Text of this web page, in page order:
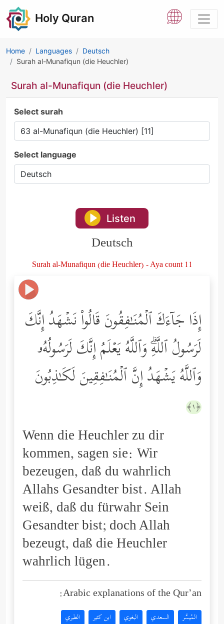
Holy Quran
Home Languages
Deutsch
Surah al-Munafiqun (die Heuchler)
Surah al-Munafiqun (die Heuchler)
Select surah
Select language
Listen
Deutsch
Surah al-Munafiqun (die Heuchler) - Aya count 11
إِذَا جَاۤءَكَ ٱلۡمُنَـٰفِقُونَ قَالُواْ نَشۡهَدُ إِنَّكَ
لَرَسُولُ ٱللَّهِۗ وَٱللَّهُ یَعۡلَمُ إِنَّكَ لَرَسُولُهُۥ
وَٱللَّهُ یَشۡهَدُ إِنَّ ٱلۡمُنَـٰفِقِینَ لَكَـٰذِبُونَ
﴿١﴾
Wenn die Heuchler zu dir
kommen, sagen sie: Wir
bezeugen, daß du wahrlich
Allahs Gesandter bist. Allah
weiß, daß du fürwahr Sein
Gesandter bist; doch Allah
bezeugt, daß die Heuchler
wahrlich lügen.
Arabic explanations of the Qur’an:
المُيسَّر السعدي البغوي ابن كثير الطبري